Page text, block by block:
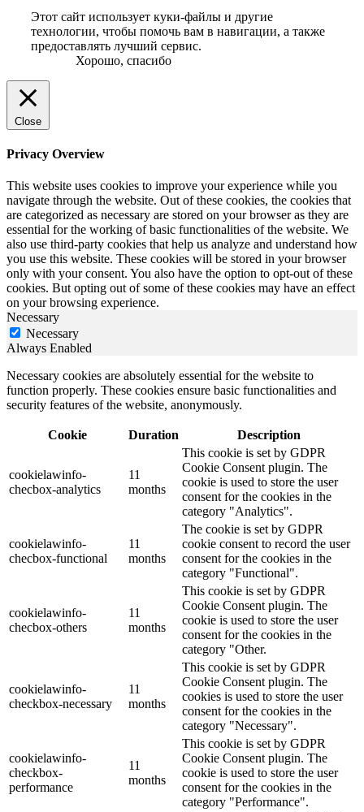
Этот сайт использует куки-файлы и другие
технологии, чтобы помочь вам в навигации, а также
предоставлять лучший сервис.
Хорошо, спасибо
Close
Privacy Overview
This website uses cookies to improve your experience while you
navigate through the website. Out of these cookies, the cookies that
are categorized as necessary are stored on your browser as they are
essential for the working of basic functionalities of the website. We
also use third-party cookies that help us analyze and understand how
you use this website. These cookies will be stored in your browser
only with your consent. You also have the option to opt-out of these
cookies. But opting out of some of these cookies may have an effect
on your browsing experience.
Necessary
Necessary
Always Enabled
Necessary cookies are absolutely essential for the website to
function properly. These cookies ensure basic functionalities and
security features of the website, anonymously.
Cookie Duration Description
cookielawinfo-
checbox-analytics
11
months
This cookie is set by GDPR
Cookie Consent plugin. The
cookie is used to store the user
consent for the cookies in the
category "Analytics".
cookielawinfo-
checbox-functional
11
months
The cookie is set by GDPR
cookie consent to record the user
consent for the cookies in the
category "Functional".
cookielawinfo-
checbox-others
11
months
This cookie is set by GDPR
Cookie Consent plugin. The
cookie is used to store the user
consent for the cookies in the
category "Other.
cookielawinfo-
checkbox-necessary
11
months
This cookie is set by GDPR
Cookie Consent plugin. The
cookies is used to store the user
consent for the cookies in the
category "Necessary".
cookielawinfo-
checkbox-
performance
11
months
This cookie is set by GDPR
Cookie Consent plugin. The
cookie is used to store the user
consent for the cookies in the
category "Performance".